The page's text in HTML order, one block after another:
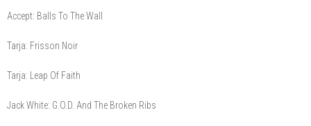
Accept: Balls To The Wall
Tarja: Frisson Noir
Tarja: Leap Of Faith
Jack White: G.O.D. And The Broken Ribs